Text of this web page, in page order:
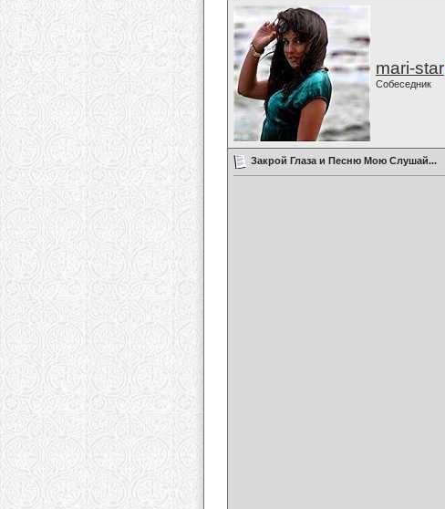
mari-star
Собеседник
Закрой Глаза и Песню Мою Слушай...